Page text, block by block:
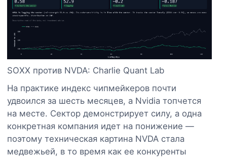
SOXX против NVDA: Charlie Quant Lab
На практике индекс чипмейкеров почти
удвоился за шесть месяцев, а Nvidia топчется
на месте. Сектор демонстрирует силу, а одна
конкретная компания идет на понижение —
поэтому техническая картина NVDA стала
медвежьей, в то время как ее конкуренты